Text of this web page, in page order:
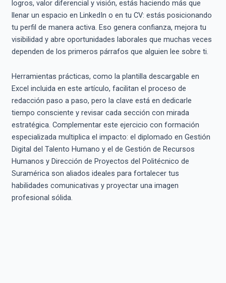
logros, valor diferencial y visión, estás haciendo más que
llenar un espacio en LinkedIn o en tu CV: estás posicionando
tu perfil de manera activa. Eso genera confianza, mejora tu
visibilidad y abre oportunidades laborales que muchas veces
dependen de los primeros párrafos que alguien lee sobre ti.
Herramientas prácticas, como la plantilla descargable en
Excel incluida en este artículo, facilitan el proceso de
redacción paso a paso, pero la clave está en dedicarle
tiempo consciente y revisar cada sección con mirada
estratégica. Complementar este ejercicio con formación
especializada multiplica el impacto: el diplomado en Gestión
Digital del Talento Humano y el de Gestión de Recursos
Humanos y Dirección de Proyectos del Politécnico de
Suramérica son aliados ideales para fortalecer tus
habilidades comunicativas y proyectar una imagen
profesional sólida.